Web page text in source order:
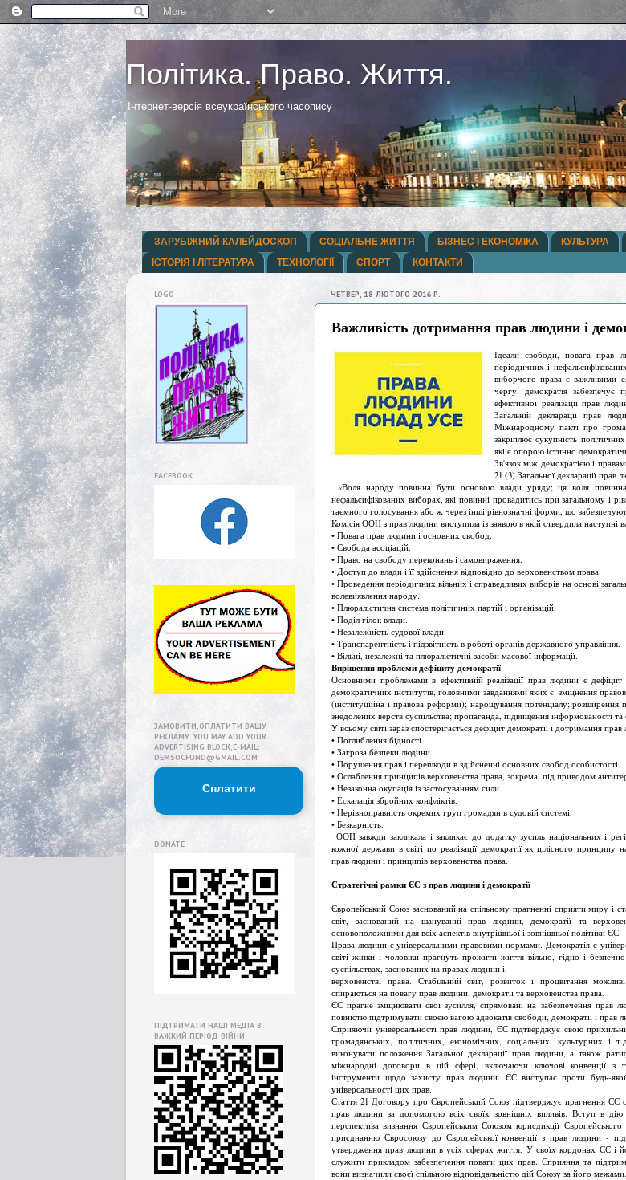
Політика. Право. Життя.
Інтернет-версія всеукраїнського часопису
ЗАРУБІЖНИЙ КАЛЕЙДОСКОП СОЦІАЛЬНЕ ЖИТТЯ БІЗНЕС І ЕКОНОМІКА КУЛЬТУРА
ІСТОРІЯ І ЛІТЕРАТУРА
ТЕХНОЛОГІЇ СПОРТ КОНТАКТИ
ЧЕТВЕР, 18 ЛЮТОГО 2016 Р.
Важливість дотримання прав людини і
Ідеали свободи, повага прав
періодичних і
виборчого права є важливими
чергу, демократія забезпечує
ефективної реалізації прав
Загальній декларації прав
Міжнародному пакті про
закріплює сукупність
які є опорою істинно
Зв'язок між демократією і
21 (3) Загальної декларації прав
«Воля народу повинна бути основою влади уряду; ця воля
нефальсифікованих виборах, які повинні провадитись при загальному і
таємного голосування або ж через інші рівнозначні форми, що
Комісія ООН з прав людини виступила із заявою в якій ствердила наступні
• Повага прав людини і основних свобод.
• Свобода асоціацій.
• Право на свободу переконань і самовираження.
• Доступ до влади і її здійснення відповідно до верховенством права.
• Проведення періодичних вільних і справедливих виборів на основі
волевиявлення народу.
• Плюралістична система політичних партій і організацій.
• Поділ гілок влади.
• Незалежність судової влади.
• Транспарентність і підзвітність в роботі органів державного управління.
• Вільні, незалежні та плюралістичні засоби масової інформації.
Вирішення проблеми дефіциту демократії
Основними проблемами в ефективній реалізації прав людини є дефіцит
демократичних інститутів, головними завданнями яких є: зміцнення
(інституційна і правова реформи); нарощування потенціалу; розширення
знедолених верств суспільства; пропаганда, підвищення інформованості та
У всьому світі зараз спостерігається дефіцит демократії і дотримання
• Поглиблення бідності.
• Загроза безпеки людини.
• Порушення прав і перешкоди в здійсненні основних свобод особистості.
• Ослаблення принципів верховенства права, зокрема, під приводом
• Незаконна окупація із застосуванням сили.
• Ескалація збройних конфліктів.
• Нерівноправність окремих груп громадян в судовій системі.
• Безкарність.
ООН завжди закликала і закликає до додатку зусиль національних і
кожної держави в світі по реалізації демократії як цілісного принципу
прав людини і принципів верховенства права.
Стратегічні рамки ЄС з прав людини і демократії
Європейський Союз заснований на спільному прагненні сприяти миру і
світ, заснований на шануванні прав людини, демократії та
основоположними для всіх аспектів внутрішньої і зовнішньої політики ЄС.
Права людини є універсальними правовими нормами. Демократія є
світі жінки і чоловіки прагнуть прожити життя вільно, гідно і
суспільствах, заснованих на правах людини і
верховенстві права. Стабільний світ, розвиток і процвітання
спираються на повагу прав людини, демократії та верховенства права.
ЄС прагне зміцнювати свої зусилля, спрямовані на забезпечення прав
повністю підтримувати своєю вагою адвокатів свободи, демократії і прав
Сприяючи універсальності прав людини, ЄС підтверджує свою
громадянських, політичних, економічних, соціальних, культурних і
виконувати положення Загальної декларації прав людини, а також
міжнародні договори в цій сфері, включаючи ключові конвенції з
інструменти щодо захисту прав людини. ЄС виступає проти будь-
універсальності цих прав.
Стаття 21 Договору про Європейський Союз підтверджує прагнення ЄС
прав людини за допомогою всіх своїх зовнішніх впливів. Вступ в
перспектива визнання Європейським Союзом юрисдикції
приєднанню Євросоюзу до Європейської конвенції з прав людини -
утвердження прав людини в усіх сферах життя. У своїх кордонах ЄС і
служити прикладом забезпечення поваги цих прав. Сприяння та
вони визначили своєї спільною відповідальністю дій Союзу за його межами.
LOGO
FACEBOOK
ЗАМОВИТИ,ОПЛАТИТИ ВАШУ
РЕКЛАМУ. YOU MAY ADD YOUR
ADVERTISING BLOCK,E-MAIL:
DEMSOCFUND@GMAIL.COM
Сплатити
DONATE
ПІДТРИМАТИ НАШІ МЕДІА В
ВАЖКИЙ ПЕРІОД ВІЙНИ